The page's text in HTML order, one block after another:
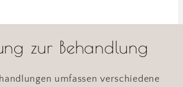
zur Behandlung
umfassen verschiedene